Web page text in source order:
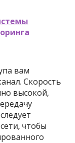
вам
Скорость
высокой,
чтобы